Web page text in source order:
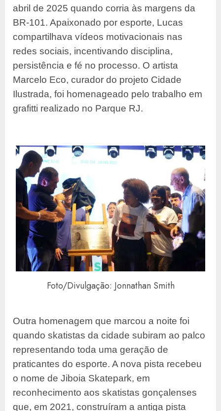
abril de 2025 quando corria às margens da
BR-101. Apaixonado por esporte, Lucas
compartilhava vídeos motivacionais nas
redes sociais, incentivando disciplina,
persistência e fé no processo. O artista
Marcelo Eco, curador do projeto Cidade
Ilustrada, foi homenageado pelo trabalho em
grafitti realizado no Parque RJ.
Foto/Divulgação: Jonnathan Smith
Outra homenagem que marcou a noite foi
quando skatistas da cidade subiram ao palco
representando toda uma geração de
praticantes do esporte. A nova pista recebeu
o nome de Jiboia Skatepark, em
reconhecimento aos skatistas gonçalenses
que, em 2021, construíram a antiga pista